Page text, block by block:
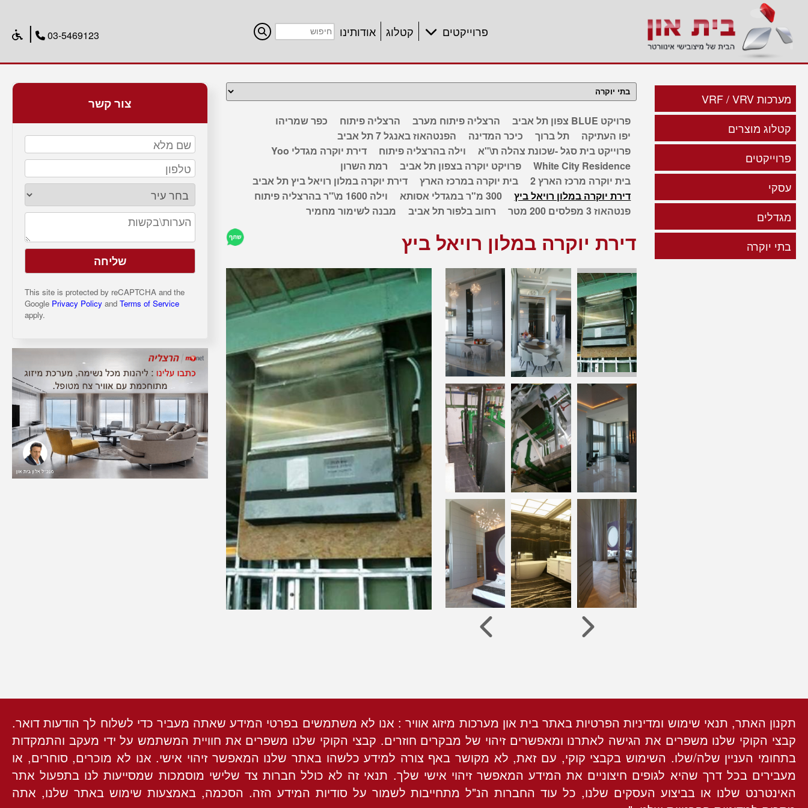
פרוייקטים קטלוג אודותינו 03-5469123
|
מערכות VRF / VRV
קטלוג מוצרים
פרוייקטים
עסקי
מגדלים
בתי יוקרה
פרויקט BLUE צפון תל אביב הרצליה פיתוח מערב הרצליה פיתוח
כפר שמריהו
יפו העתיקה
תל ברוך כיכר המדינה
הפנטהאוז באנגל 7 תל אביב
פרוייקט בית סגל -שכונת צהלה ת\"א
וילה בהרצליה פיתוח
דירת יוקרה מגדלי Yoo
White City Residence
פרויקט יוקרה בצפון תל אביב
רמת השרון
בית יוקרה מרכז הארץ 2
בית יוקרה במרכז הארץ
דירת יוקרה במלון רויאל ביץ תל אביב
דירת יוקרה במלון רויאל ביץ
300 מ"ר במגדלי אסותא
וילה 1600 מ\"ר בהרצליה פיתוח
פנטהאוז 3 מפלסים 200 מטר
רחוב בלפור תל אביב מבנה לשימור מחמיר
דירת יוקרה במלון רויאל ביץ
צור קשר
This site is protected by reCAPTCHA and the
Google Privacy Policy and Terms of Service
apply.
תקנון האתר, תנאי שימוש ומדיניות הפרטיות באתר בית און מערכות מיזוג אוויר : אנו לא משתמשים בפרטי המידע שאתה מעביר כדי לשלוח לך הודעות דואר.
קבצי הקוקי שלנו משפרים את הגישה לאתרנו ומאפשרים זיהוי של מבקרים חוזרים. קבצי הקוקי שלנו משפרים את חוויית המשתמש על ידי מעקב והתמקדות
בתחומי העניין שלה/שלו. השימוש בקבצי קוקי, עם זאת, לא מקושר באף צורה למידע כלשהו באתר שלנו המאפשר זיהוי אישי. אנו לא מוכרים, סוחרים, או
מעבירים בכל דרך שהיא לגופים חיצוניים את המידע המאפשר זיהוי אישי שלך. תנאי זה לא כולל חברות צד שלישי מוסמכות שמסייעות לנו בתפעול אתר
האינטרנט שלנו או בביצוע העסקים שלנו, כל עוד החברות הנ"ל מתחייבות לשמור על סודיות המידע הזה. הסכמה, באמצעות שימוש באתר שלנו, אתה